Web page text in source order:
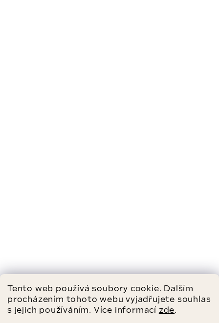
Tento web používá soubory cookie. Dalším
procházením tohoto webu vyjadřujete souhlas
s jejich používáním. Více informací zde.